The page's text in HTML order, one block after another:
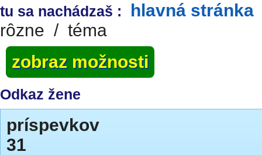
tu sa nachádzaš : hlavná stránka
rôzne / téma
zobraz možnosti
Odkaz žene
príspevkov
31